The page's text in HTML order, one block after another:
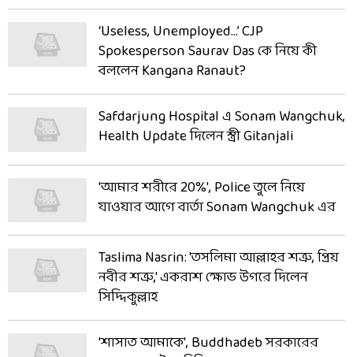
‘Useless, Unemployed…’ CJP
Spokesperson Saurav Das কে নিয়ে কী
বললেন Kangana Ranaut?
Safdarjung Hospital এ Sonam Wangchuk,
Health Update দিলেন স্ত্রী Gitanjali
'আমার শরীরে 20%', Police তুলে নিয়ে
যাওয়ার আগে বার্তা Sonam Wangchuk এর
Taslima Nasrin: 'তসলিমা আল্লাহর শত্রু, প্রিয়
নবীর শত্রু,' একরাশ ক্ষোভ উগরে দিলেন
সিদ্দিকুল্লাহ
'শাসাত আমাকে', Buddhadeb সরকারের